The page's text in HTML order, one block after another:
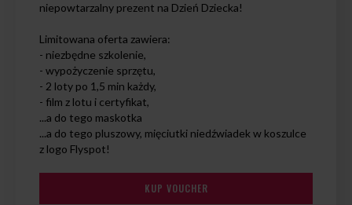
niepowtarzalny prezent na Dzień Dziecka!
Limitowana oferta zawiera:
- niezbędne szkolenie,
- wypożyczenie sprzętu,
- 2 loty po 1,5 min każdy,
- film z lotu i certyfikat,
...a do tego maskotka
...a do tego pluszowy, mięciutki niedźwiadek w koszulce
z logo Flyspot!
KUP VOUCHER